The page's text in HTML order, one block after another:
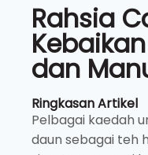
Rahsia
dan
Ringkasan Artikel
Pelbagai kaedah
daun sebagai teh